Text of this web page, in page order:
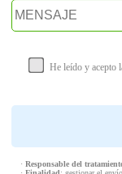
He leído y acepto
· Responsable del